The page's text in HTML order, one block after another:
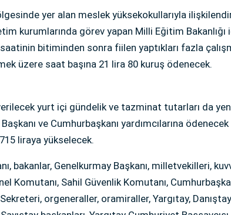
yer alan meslek yüksekokullarıyla
kurumlarında görev yapan Milli Eğitim Bakanlığı
bitiminden sonra fiilen yaptıkları fazla
üzere saat başına 21 lira 80 kuruş ödenecek.
yurt içi gündelik ve tazminat tutarları da
ve Cumhurbaşkanı yardımcılarına
liraya yükselecek.
bakanlar, Genelkurmay Başkanı, milletvekilleri,
Komutanı, Sahil Güvenlik Komutanı,
orgeneraller, oramiraller, Yargıtay,